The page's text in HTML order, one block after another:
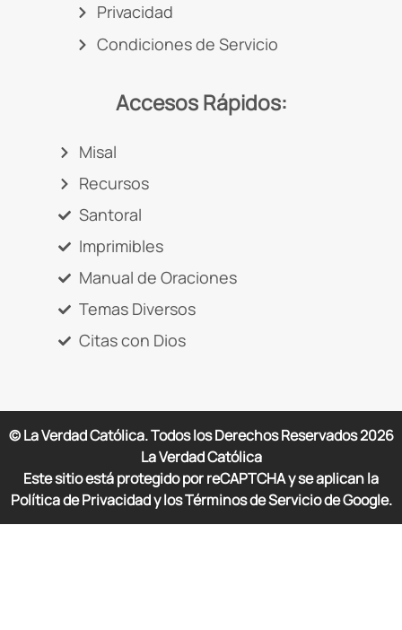
Privacidad
Condiciones de Servicio
Accesos Rápidos:
Misal
Recursos
Santoral
Imprimibles
Manual de Oraciones
Temas Diversos
Citas con Dios
© La Verdad Católica. Todos los Derechos Reservados2026
La Verdad Católica
Este sitio está protegido por reCAPTCHA y se aplican la
Política de Privacidad y los Términos de Servicio de Google.